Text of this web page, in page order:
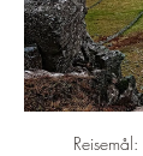
Reisemål: